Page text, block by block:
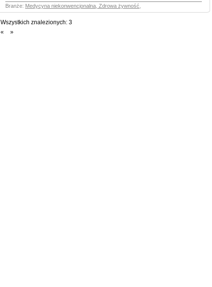
Branże: Medycyna niekonwencjonalna, Zdrowa żywność
Wszystkich znalezionych: 3
«
»